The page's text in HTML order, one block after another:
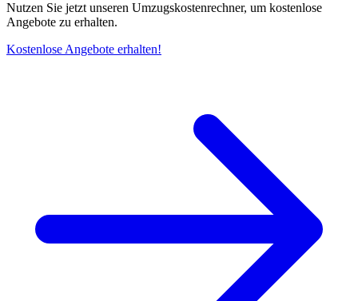
Nutzen Sie jetzt unseren Umzugskostenrechner, um kostenlose
Angebote zu erhalten.
Kostenlose Angebote erhalten!